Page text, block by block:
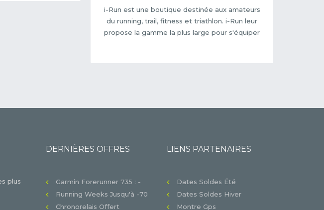
i-Run est une boutique destinée aux amateurs
du running, trail, fitness et triathlon. i-Run leur
propose la gamme la plus large pour s'équiper
plus
DERNIÈRES OFFRES
Garmin Forerunner 735 : -
Running Weeks Jusqu'à -70
Chronorelais Offert
LIENS PARTENAIRES
Dates Soldes Été
Dates Soldes Hiver
Montre Gps